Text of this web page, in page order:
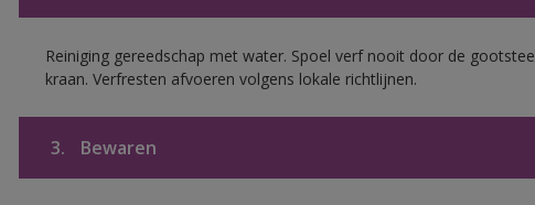
Reiniging gereedschap met water. Spoel verf nooit door de
kraan. Verfresten afvoeren volgens lokale richtlijnen.
3. Bewaren